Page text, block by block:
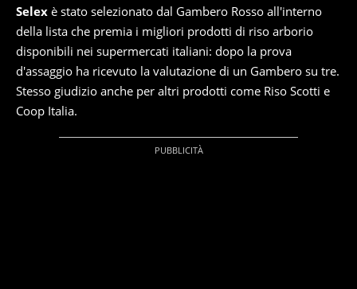
Selex è stato selezionato dal Gambero Rosso all'interno
della lista che premia i migliori prodotti di riso arborio
disponibili nei supermercati italiani: dopo la prova
d'assaggio ha ricevuto la valutazione di un Gambero su tre.
Stesso giudizio anche per altri prodotti come Riso Scotti e
Coop Italia.